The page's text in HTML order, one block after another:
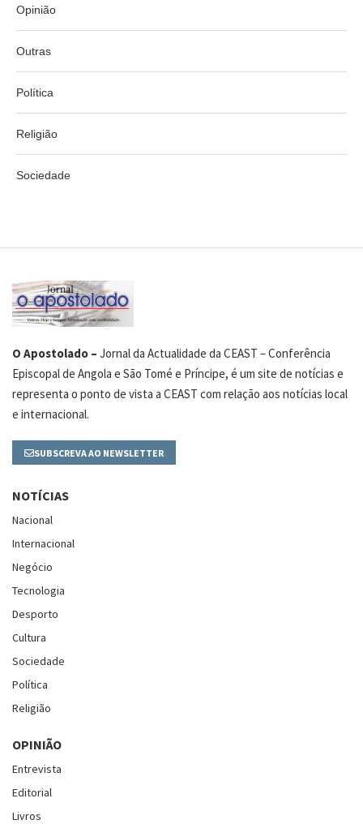
Opinião
Outras
Política
Religião
Sociedade
O Apostolado – Jornal da Actualidade da CEAST – Conferência
Episcopal de Angola e São Tomé e Príncipe, é um site de notícias e
representa o ponto de vista a CEAST com relação aos notícias local
e internacional.
SUBSCREVA AO NEWSLETTER
NOTÍCIAS
Nacional
Internacional
Negócio
Tecnologia
Desporto
Cultura
Sociedade
Política
Religião
OPINIÃO
Entrevista
Editorial
Livros